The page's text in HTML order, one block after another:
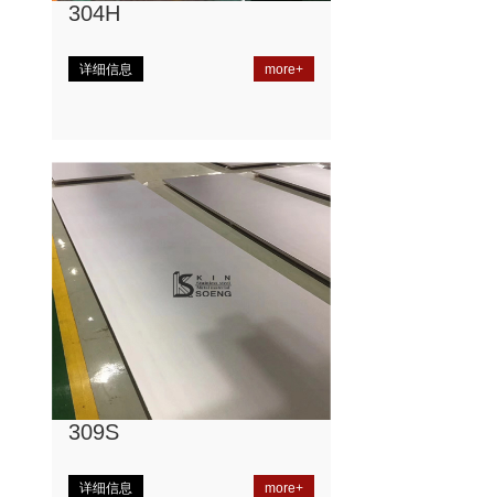
304H
详细信息 more+
309S
详细信息 more+